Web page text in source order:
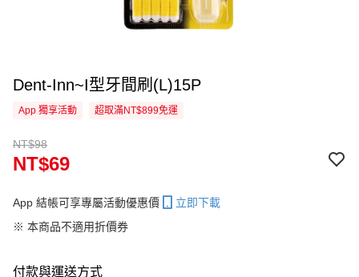
Dent-Inn~I型牙間刷(L)15P
App 獨享活動 超取滿NT$899免運
NT$98
NT$69
App 結帳可享專屬活動優惠價
立即下載
※ 本商品不適用折價券
付款與運送方式